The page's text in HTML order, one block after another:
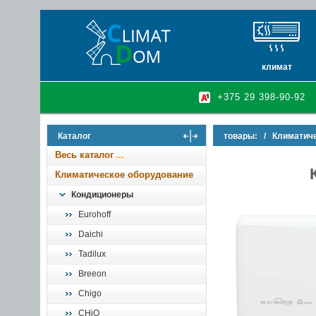
климат
кондиционеры
очистители и
осушители
+375 29 398-90-92
Каталог
Весь каталог
Климатическое оборудование
Кондиционеры
Eurohoff
Daichi
Tadilux
Breeon
Chigo
CHiQ
товары: /